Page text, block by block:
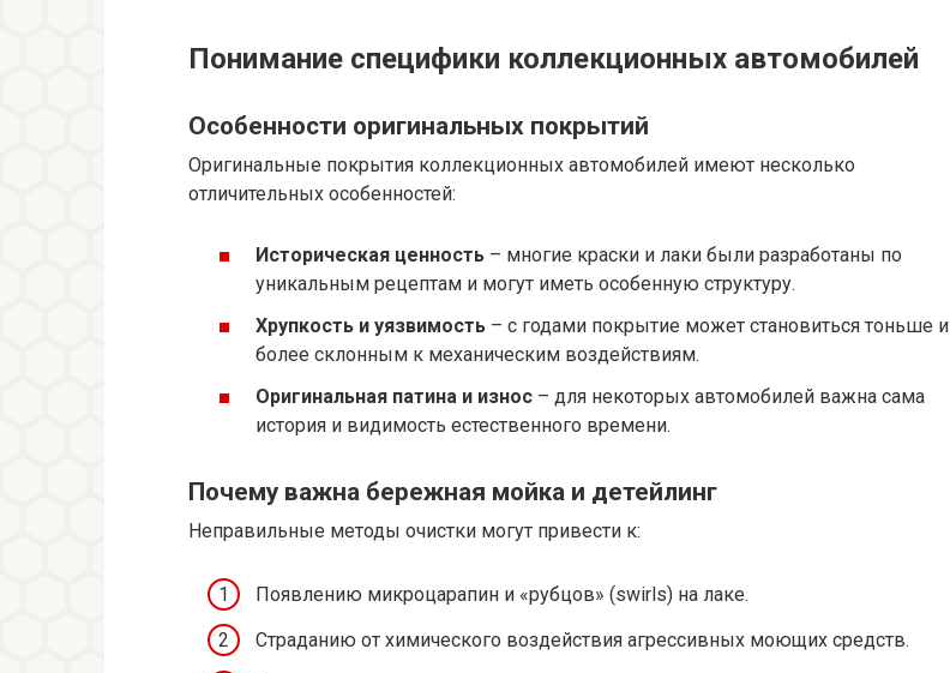
Понимание специфики коллекционных автомобилей
Особенности оригинальных покрытий
Оригинальные покрытия коллекционных автомобилей имеют несколько
отличительных особенностей:
Историческая ценность – многие краски и лаки были разработаны по
уникальным рецептам и могут иметь особенную структуру.
Хрупкость и уязвимость – с годами покрытие может становиться тоньше и
более склонным к механическим воздействиям.
Оригинальная патина и износ – для некоторых автомобилей важна сама
история и видимость естественного времени.
Почему важна бережная мойка и детейлинг
Неправильные методы очистки могут привести к:
Появлению микроцарапин и «рубцов» (swirls) на лаке.
Страданию от химического воздействия агрессивных моющих средств.